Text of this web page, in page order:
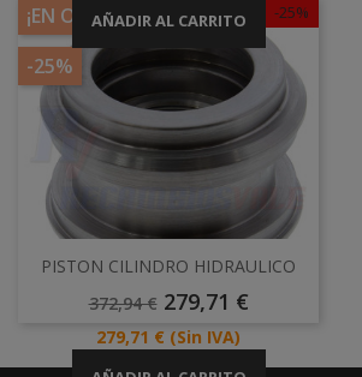
AÑADIR AL CARRITO -25%
¡EN OFERTA!
-25%
PISTON CILINDRO HIDRAULICO
Precio
372,94 € Precio
279,71 €
Precio
279,71 € (Sin IVA)